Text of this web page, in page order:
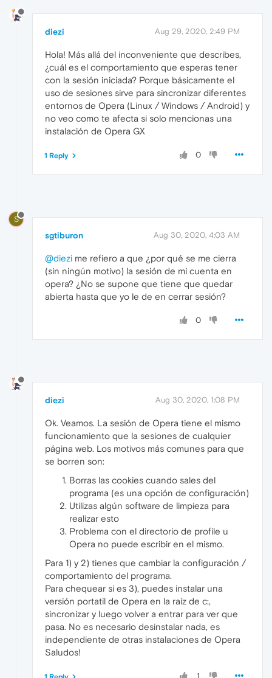
diezi Aug 29, 2020, 2:49 PM
Hola! Más allá del inconveniente que describes,
¿cuál es el comportamiento que esperas tener
con la sesión iniciada? Porque básicamente el
uso de sesiones sirve para sincronizar diferentes
entornos de Opera (Linux / Windows / Android) y
no veo como te afecta si solo mencionas una
instalación de Opera GX
0
1 Reply
S
sgtiburon Aug 30, 2020, 4:03 AM
@diezi me refiero a que ¿por qué se me cierra
(sin ningún motivo) la sesión de mi cuenta en
opera? ¿No se supone que tiene que quedar
abierta hasta que yo le de en cerrar sesión?
0
diezi Aug 30, 2020, 1:08 PM
Ok. Veamos. La sesión de Opera tiene el mismo
funcionamiento que la sesiones de cualquier
página web. Los motivos más comunes para que
se borren son:
Borras las cookies cuando sales del
programa (es una opción de configuración)
Utilizas algún software de limpieza para
realizar esto
Problema con el directorio de profile u
Opera no puede escribir en el mismo.
Para 1) y 2) tienes que cambiar la configuración /
comportamiento del programa.
Para chequear si es 3), puedes instalar una
versión portatil de Opera en la raíz de c:,
sincronizar y luego volver a entrar para ver que
pasa. No es necesario desinstalar nada, es
independiente de otras instalaciones de Opera
Saludos!
1